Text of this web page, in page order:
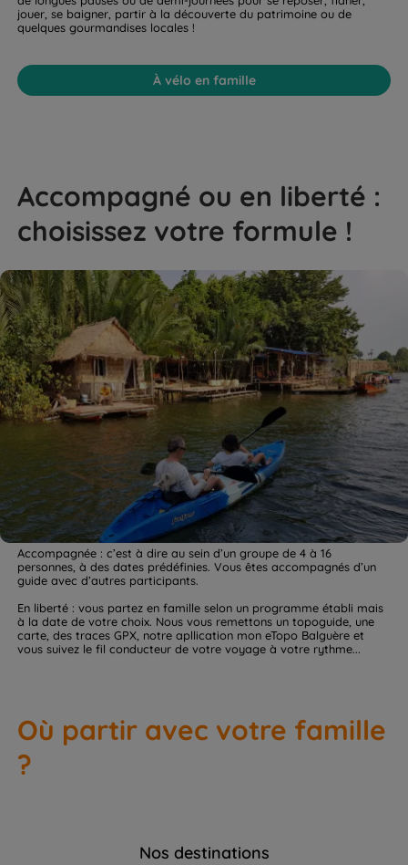
jouer, se baigner, partir à la découverte du patrimoine ou de
À vélo en famille
Accompagné ou en liberté :
choisissez votre formule !
Accompagnée : c’est à dire au sein d’un groupe de 4 à 16
personnes, à des dates prédéfinies. Vous êtes accompagnés d’un
guide avec d’autres participants.
En liberté : vous partez en famille selon un programme établi mais
à la date de votre choix. Nous vous remettons un topoguide, une
carte, des traces GPX, notre apllication mon eTopo Balguère et
vous suivez le fil conducteur de votre voyage à votre rythme...
Où partir avec votre famille
?
Nos destinations